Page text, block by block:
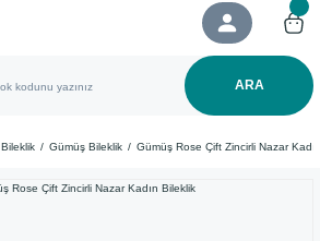
ARA
Bileklik Gümüş Bileklik Gümüş Rose Çift Zincirli Nazar